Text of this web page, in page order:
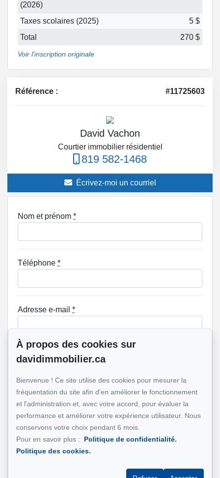
(2026)
Taxes scolaires (2025)
5 $
Total
270 $
Voir l'inscription originale
Référence : #11725603
David Vachon
Courtier immobilier résidentiel
819 582-1468
Écrivez-moi un courriel
Nom et prénom *
Téléphone *
Adresse e-mail *
Adresse de la propriété qui vous intéresse?
Message
À propos des cookies sur
davidimmobilier.ca
Bienvenue ! Ce site utilise des cookies pour mesurer la
fréquentation du site afin d'en améliorer le fonctionnement
et l'administration et, avec votre accord, pour évaluer la
performance et améliorer votre expérience utilisateur. Nous
conservons votre choix pendant 6 mois.
Pour en savoir plus :
Politique de confidentialité.
Politique des cookies.